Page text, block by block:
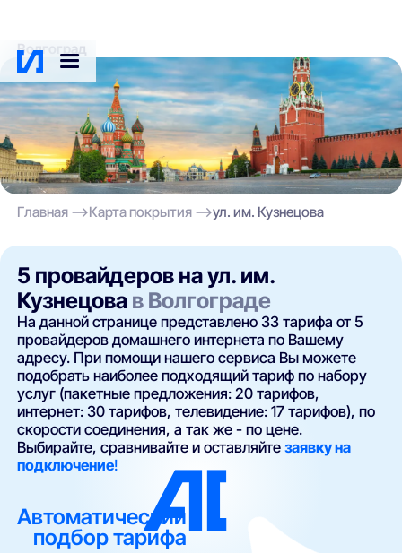
Волгоград
Главная Карта покрытия ул. им. Кузнецова
5 провайдеров на ул. им.
Кузнецова в Волгограде
На данной странице представлено 33 тарифа от 5
провайдеров домашнего интернета по Вашему
адресу. При помощи нашего сервиса Вы можете
подобрать наиболее подходящий тариф по набору
услуг (пакетные предложения: 20 тарифов,
интернет: 30 тарифов, телевидение: 17 тарифов), по
скорости соединения, а так же - по цене.
Выбирайте, сравнивайте и оставляйтезаявку на
подключение!
Автоматический
подбор тарифа